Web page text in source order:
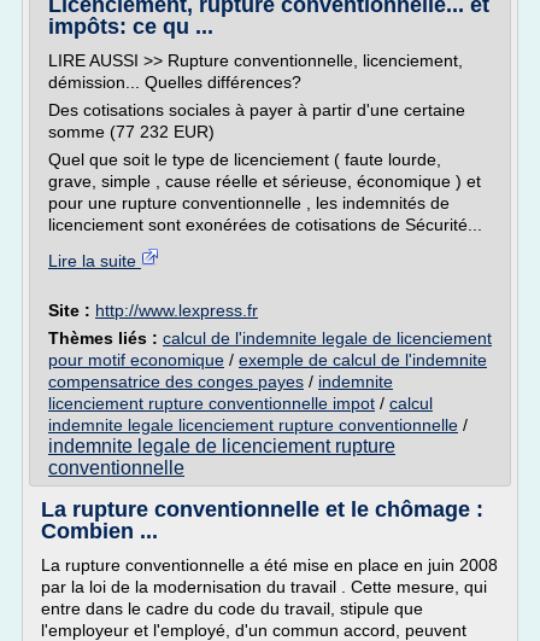
Licenciement, rupture conventionnelle... et
impôts: ce qu ...
LIRE AUSSI >> Rupture conventionnelle, licenciement,
démission... Quelles différences?
Des cotisations sociales à payer à partir d'une certaine
somme (77 232 EUR)
Quel que soit le type de licenciement ( faute lourde,
grave, simple , cause réelle et sérieuse, économique ) et
pour une rupture conventionnelle , les indemnités de
licenciement sont exonérées de cotisations de Sécurité...
Lire la suite
Site : http://www.lexpress.fr
Thèmes liés : calcul de l'indemnite legale de licenciement
pour motif economique / exemple de calcul de l'indemnite
compensatrice des conges payes / indemnite
licenciement rupture conventionnelle impot / calcul
indemnite legale licenciement rupture conventionnelle /
indemnite legale de licenciement rupture
conventionnelle
La rupture conventionnelle et le chômage :
Combien ...
La rupture conventionnelle a été mise en place en juin 2008
par la loi de la modernisation du travail . Cette mesure, qui
entre dans le cadre du code du travail, stipule que
l'employeur et l'employé, d'un commun accord, peuvent